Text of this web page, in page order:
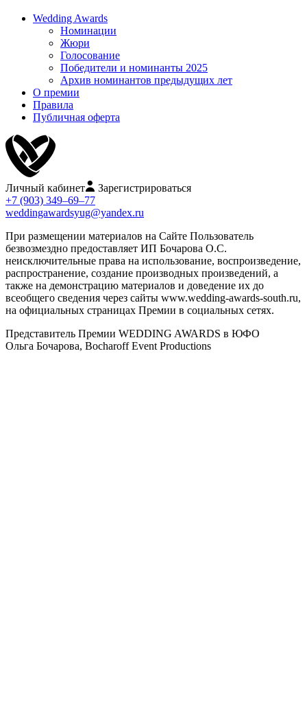
Wedding Awards
Номинации
Жюри
Голосование
Победители и номинанты 2025
Архив номинантов предыдущих лет
О премии
Правила
Публичная оферта
Личный кабинет
Зарегистрироваться
+7 (903) 349–69–77
weddingawardsyug@yandex.ru
При размещении материалов на Сайте Пользователь
безвозмездно предоставляет ИП Бочарова О.С.
неисключительные права на использование, воспроизведение,
распространение, создание производных произведений, а
также на демонстрацию материалов и доведение их до
всеобщего сведения через сайты www.wedding-awards-south.ru,
на официальных страницах Премии в социальных сетях.
Представитель Премии WEDDING AWARDS в ЮФО
Ольга Бочарова, Bocharoff Event Productions